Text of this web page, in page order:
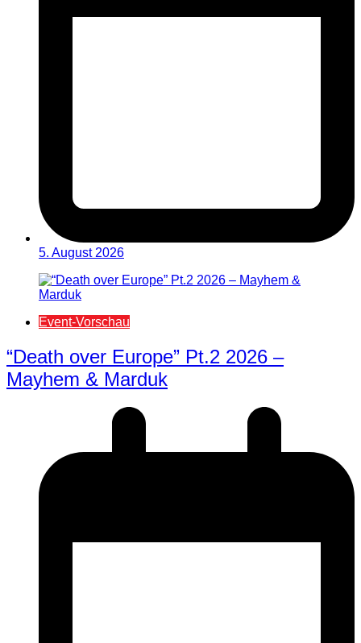
5. August 2026
Event-Vorschau
“Death over Europe” Pt.2 2026 –
Mayhem & Marduk